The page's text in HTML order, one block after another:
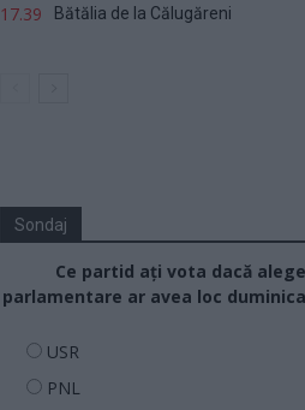
17.39 Bătălia de la Călugăreni
Sondaj
Ce partid ați vota dacă
parlamentare ar avea loc
USR
PNL